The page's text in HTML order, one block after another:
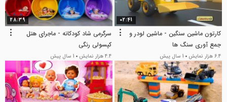
02:41
کارتون ماشین سنگین - ماشین لودر و
جمع آوری سنگ ها
6.4 هزار نمایش 1 سال پیش
28:39
سرگرمی شاد کودکانه - ماجرای هتل
کپسولی رنگی
4.4 هزار نمایش 1 سال پیش